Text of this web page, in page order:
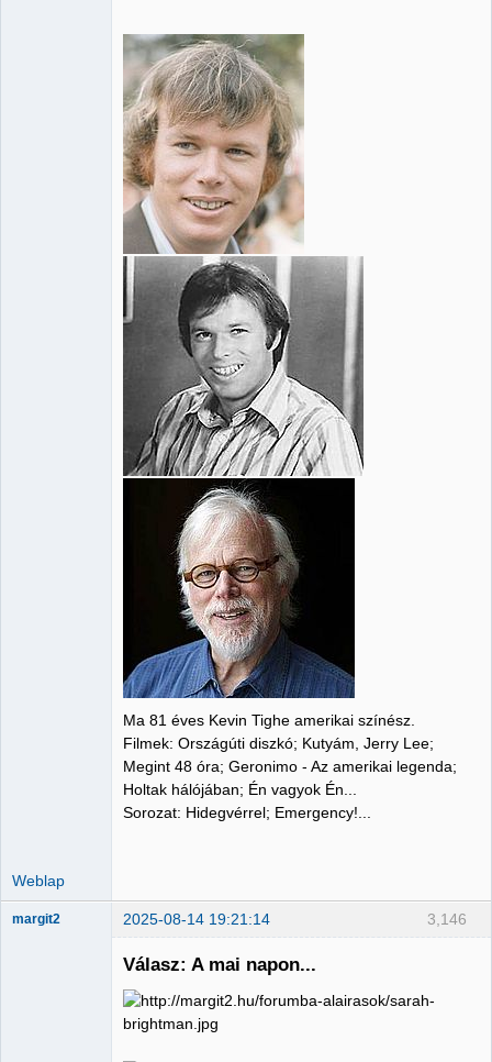
Ma 81 éves Kevin Tighe amerikai színész.
Filmek: Országúti diszkó; Kutyám, Jerry Lee;
Megint 48 óra; Geronimo - Az amerikai legenda;
Holtak hálójában; Én vagyok Én...
Sorozat: Hidegvérrel; Emergency!...
Weblap
3,146
margit2 2025-08-14 19:21:14
Válasz: A mai napon...